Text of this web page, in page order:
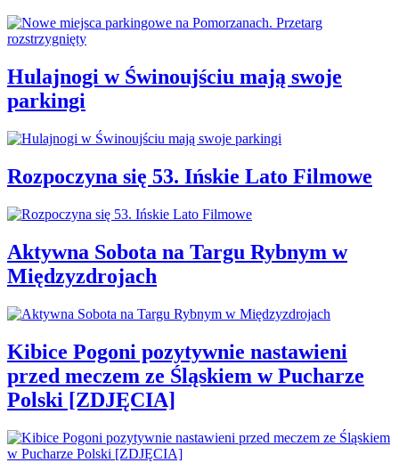
Hulajnogi w Świnoujściu mają swoje
parkingi
Rozpoczyna się 53. Ińskie Lato Filmowe
Aktywna Sobota na Targu Rybnym w
Międzyzdrojach
Kibice Pogoni pozytywnie nastawieni
przed meczem ze Śląskiem w Pucharze
Polski [ZDJĘCIA]